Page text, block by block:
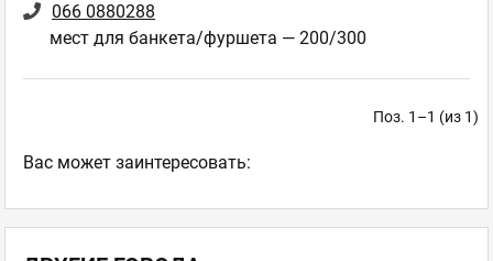
066 0880288
мест для банкета/фуршета — 200/300
Поз. 1–1 (из 1)
Ваc может заинтересовать: